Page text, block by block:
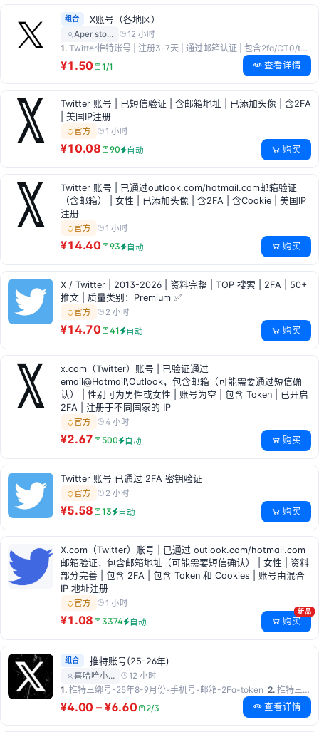
组合 X账号（各地区）
Aper sto… 12 小时
1. Twitter推特账号 | 注册3-7天 | 通过邮箱认证 | 包含2fa/CT0/token
¥1.50 1/1 查看详情
Twitter 账号 | 已短信验证 | 含邮箱地址 | 已添加头像 | 含2FA
| 美国IP注册
官方 1 小时
¥10.08 90 自动 购买
Twitter 账号 | 已通过outlook.com/hotmail.com邮箱验证
（含邮箱） | 女性 | 已添加头像 | 含2FA | 含Cookie | 美国IP
注册
官方 1 小时
¥14.40 93 自动 购买
X / Twitter | 2013-2026 | 资料完整 | TOP 搜索 | 2FA | 50+
推文 | 质量类别：Premium ✅
官方 2 小时
¥14.70 41 自动 购买
x.com（Twitter）账号 | 已验证通过
email@Hotmail\Outlook，包含邮箱（可能需要通过短信确
认） | 性别可为男性或女性 | 账号为空 | 包含 Token | 已开启
2FA | 注册于不同国家的 IP
官方 4 小时
¥2.67 500 自动 购买
Twitter 账号 已通过 2FA 密钥验证
官方 2 小时
¥5.58 13 自动 购买
X.com（Twitter）账号 | 已通过 outlook.com/hotmail.com
邮箱验证，包含邮箱地址（可能需要短信确认） | 女性 | 资料
部分完善 | 包含 2FA | 包含 Token 和 Cookies | 账号由混合
IP 地址注册
官方 1 小时
¥1.08 3374 自动 购买
新品
组合 推特账号(25-26年)
喜哈哈小… 12 小时
1. 推特三绑号-25年8-9月份-手机号-邮箱-2Fa-token 2. 推特三绑号-25年10月份-邮箱-2Fa-token
¥4.00 – ¥6.60 2/3 查看详情